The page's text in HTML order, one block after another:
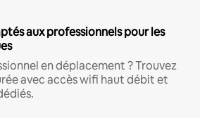
aux professionnels pour les
en déplacement ? Trouvez
avec accès wifi haut débit et